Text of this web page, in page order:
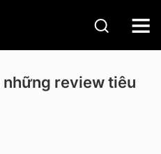
những review tiêu